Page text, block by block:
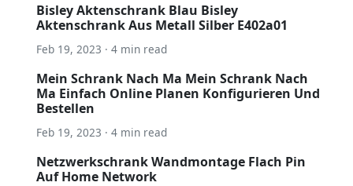
Bisley Aktenschrank Blau Bisley
Aktenschrank Aus Metall Silber E402a01
Feb 19, 2023 · 4 min read
Mein Schrank Nach Ma Mein Schrank Nach
Ma Einfach Online Planen Konfigurieren Und
Bestellen
Feb 19, 2023 · 4 min read
Netzwerkschrank Wandmontage Flach Pin
Auf Home Network